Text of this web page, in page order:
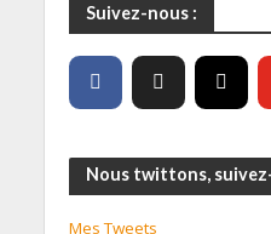
Suivez-nous :
Nous twittons,
Mes Tweets